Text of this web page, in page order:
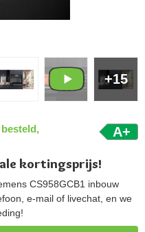
+15
A+
kortingsprijs!
CS958GCB1 inbouw
e-mail of livechat, en we